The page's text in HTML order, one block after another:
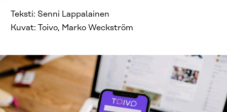
Teksti: Senni Lappalainen
Kuvat: Toivo, Marko Weckström